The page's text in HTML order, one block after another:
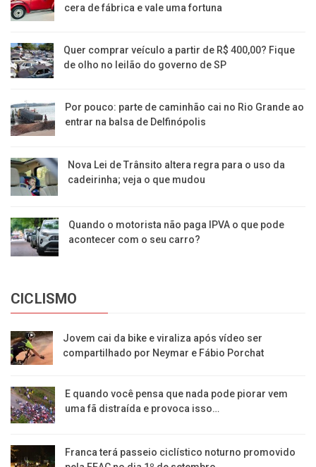
cera de fábrica e vale uma fortuna
Quer comprar veículo a partir de R$ 400,00? Fique
de olho no leilão do governo de SP
Por pouco: parte de caminhão cai no Rio Grande ao
entrar na balsa de Delfinópolis
Nova Lei de Trânsito altera regra para o uso da
cadeirinha; veja o que mudou
Quando o motorista não paga IPVA o que pode
acontecer com o seu carro?
CICLISMO
Jovem cai da bike e viraliza após vídeo ser
compartilhado por Neymar e Fábio Porchat
E quando você pensa que nada pode piorar vem
uma fã distraída e provoca isso…
Franca terá passeio ciclístico noturno promovido